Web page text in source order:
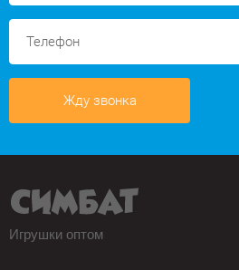
Жду звонка
Игрушки оптом